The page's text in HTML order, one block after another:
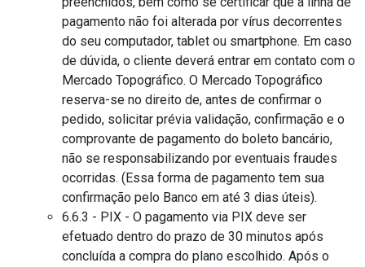
pagamento não foi alterada por vírus decorrentes
do seu computador, tablet ou smartphone. Em caso
de dúvida, o cliente deverá entrar em contato com o
Mercado Topográfico. O Mercado Topográfico
reserva-se no direito de, antes de confirmar o
pedido, solicitar prévia validação, confirmação e o
comprovante de pagamento do boleto bancário,
não se responsabilizando por eventuais fraudes
ocorridas. (Essa forma de pagamento tem sua
confirmação pelo Banco em até 3 dias úteis).
6.6.3 - PIX - O pagamento via PIX deve ser
efetuado dentro do prazo de 30 minutos após
concluída a compra do plano escolhido. Após o